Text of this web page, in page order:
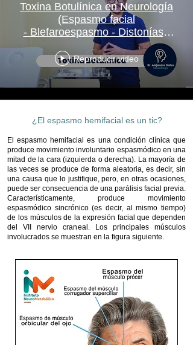
Toxina Botulínica en Neurología
(Espasmo facial
- Blefaroespasmo - Distonías -
Espasticidad)
Reproducir video
¿El espasmo hemifacial es un tic?
El espasmo hemifacial es una condición clínica que
produce movimiento involuntario espasmódico en una
mitad de la cara (izquierda o derecha). La mayoría de
las veces se produce de forma aleatoria, es decir, sin
una causa que lo justifique, pero, en otras ocasiones,
puede ser consecuencia de una parálisis facial previa.
Característicamente, produce movimiento
espasmódico sincrónico (es decir, al mismo tiempo)
de los músculos de la expresión facial que dependen
del VII nervio craneal. Los principales músculos
involucrados se muestran en la figura siguiente.